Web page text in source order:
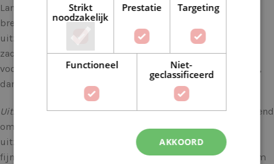
Lana Grossa Cool Wool Big garen is de droom van elke
breister en haakster. Dit garen staat bekend om zijn
uitzonderlijke kwaliteit, veelzijdigheid en ongeëvenaarde
zachtheid. Als je op zoek bent naar een garen dat perfect is
voor allerlei projecten, van kledingstukken tot accessoires,
dan is Cool Wool Big precies wat je nodig hebt.
Uitzonderlijke Kwaliteit: Lana Grossa staat wereldwijd bekend
om zijn hoogwaardige garens, en Cool Wool Big is geen
uitzondering. Het is gemaakt van 100% merinowol van de
fijnste kwaliteit, wat resulteert in een garen dat zacht, warm
Strikt
noodzakelijk
Prestatie Targeting
Functioneel
Niet-
geclassificeerd
AKKOORD